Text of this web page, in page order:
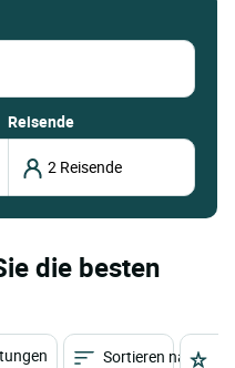
Reisende
die besten
Sortieren nach